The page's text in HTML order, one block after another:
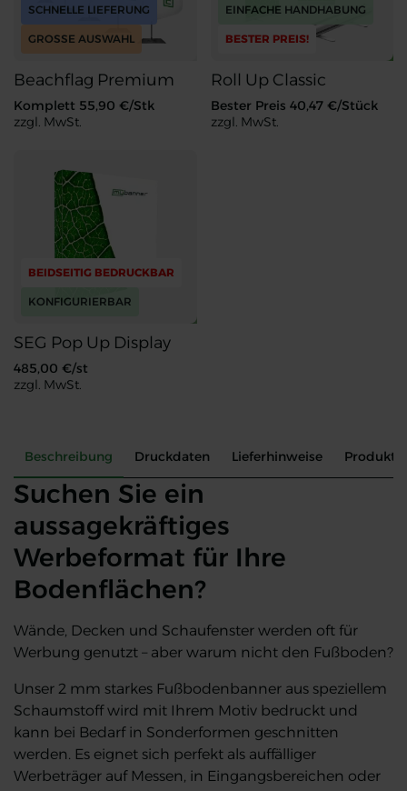
Beachflag Premium
SCHNELLE LIEFERUNG
GROSSE AUSWAHL
Komplett 55,90 €/Stk
zzgl. MwSt.
Roll Up Classic
EINFACHE HANDHABUNG
BESTER PREIS!
Bester Preis 40,47 €/Stück
zzgl. MwSt.
SEG Pop Up Display
BEIDSEITIG BEDRUCKBAR
KONFIGURIERBAR
485,00 €/st
zzgl. MwSt.
Beschreibung Druckdaten Lieferhinweise
Suchen Sie ein
aussagekräftiges
Werbeformat für Ihre
Bodenflächen?
Wände, Decken und Schaufenster werden oft für
Werbung genutzt – aber warum nicht den Fußboden?
Unser 2 mm starkes Fußbodenbanner aus speziellem
Schaumstoff wird mit Ihrem Motiv bedruckt und
kann bei Bedarf in Sonderformen geschnitten
werden. Es eignet sich perfekt als auffälliger
Werbeträger auf Messen, in Eingangsbereichen oder